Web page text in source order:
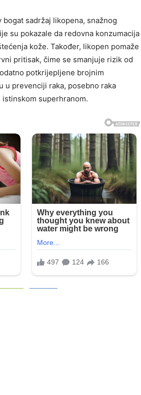
sadržaj likopena, snažnog
su pokazale da redovna konzumacija
kože. Također, likopen pomaže
pritisak, čime se smanjuje rizik od
potkrijepljene brojnim
u prevenciji raka, posebno raka
superhranom.